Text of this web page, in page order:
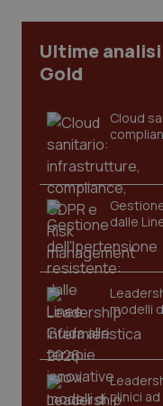
Ultime analisi
Gold
Cloud
dalle
modelli
clinici